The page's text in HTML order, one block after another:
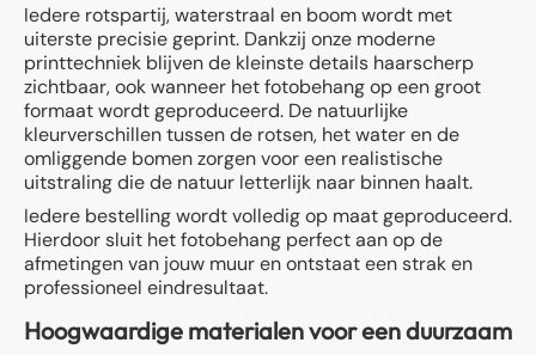
Iedere rotspartij, waterstraal en boom wordt met
uiterste precisie geprint. Dankzij onze moderne
printtechniek blijven de kleinste details haarscherp
zichtbaar, ook wanneer het fotobehang op een groot
formaat wordt geproduceerd. De natuurlijke
kleurverschillen tussen de rotsen, het water en de
omliggende bomen zorgen voor een realistische
uitstraling die de natuur letterlijk naar binnen haalt.
Iedere bestelling wordt volledig op maat geproduceerd.
Hierdoor sluit het fotobehang perfect aan op de
afmetingen van jouw muur en ontstaat een strak en
professioneel eindresultaat.
Hoogwaardige materialen voor een duurzaam